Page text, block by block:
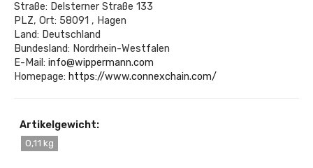
Straße: Delsterner Straße 133
PLZ, Ort: 58091 , Hagen
Land: Deutschland
Bundesland: Nordrhein-Westfalen
E-Mail: info@wippermann.com
Homepage: https://www.connexchain.com/
Artikelgewicht:
0,11 kg